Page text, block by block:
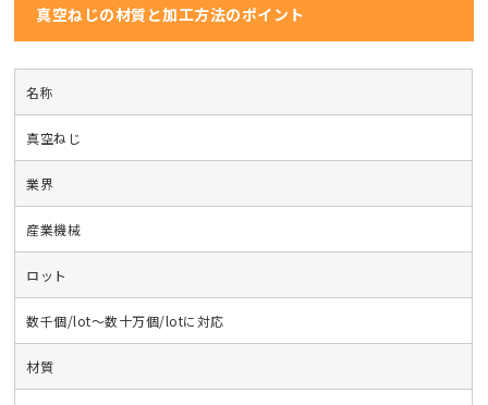
真空ねじの材質と加工方法のポイント
名称
真空ねじ
業界
産業機械
ロット
数千個/lot～数十万個/lotに対応
材質